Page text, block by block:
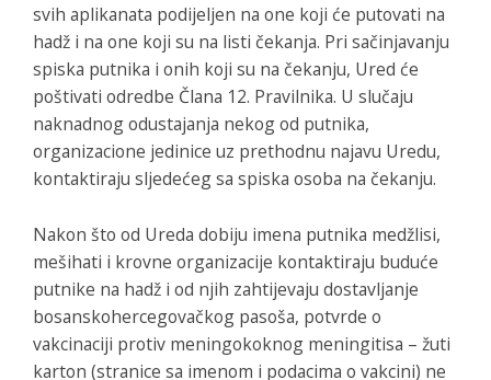
svih aplikanata podijeljen na one koji će putovati na
hadž i na one koji su na listi čekanja. Pri sačinjavanju
spiska putnika i onih koji su na čekanju, Ured će
poštivati odredbe Člana 12. Pravilnika. U slučaju
naknadnog odustajanja nekog od putnika,
organizacione jedinice uz prethodnu najavu Uredu,
kontaktiraju sljedećeg sa spiska osoba na čekanju.
Nakon što od Ureda dobiju imena putnika medžlisi,
mešihati i krovne organizacije kontaktiraju buduće
putnike na hadž i od njih zahtijevaju dostavljanje
bosanskohercegovačkog pasoša, potvrde o
vakcinaciji protiv meningokoknog meningitisa – žuti
karton (stranice sa imenom i podacima o vakcini) ne